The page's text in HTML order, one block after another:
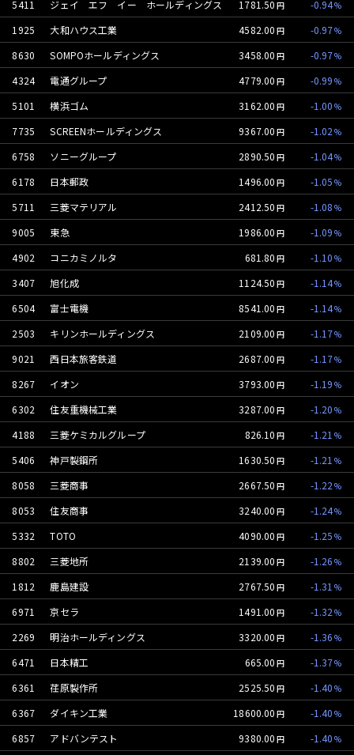
5411 ジェイ エフ イー ホールディングス 1781.50
-0.94
1925
大和ハウス工業 4582.00
-0.97
8630
SOMPOホールディングス 3458.00
-0.97
4324
電通グループ 4779.00
-0.99
5101
横浜ゴム 3162.00
-1.00
7735
SCREENホールディングス 9367.00
-1.02
6758
ソニーグループ 2890.50
-1.04
6178
日本郵政 1496.00
-1.05
5711
三菱マテリアル 2412.50
-1.08
9005
東急 1986.00
-1.09
4902
コニカミノルタ 681.80
-1.10
3407
旭化成 1124.50
-1.14
6504
富士電機 8541.00
-1.14
2503
キリンホールディングス 2109.00
-1.17
9021
西日本旅客鉄道 2687.00
-1.17
8267
イオン 3793.00
-1.19
6302
住友重機械工業 3287.00
-1.20
4188
三菱ケミカルグループ 826.10
-1.21
5406
神戸製鋼所 1630.50
-1.21
8058
三菱商事 2667.50
-1.22
8053
住友商事 3240.00
-1.24
5332
TOTO 4090.00
-1.25
8802
三菱地所 2139.00
-1.26
1812
鹿島建設 2767.50
-1.31
6971
京セラ 1491.00
-1.32
2269
明治ホールディングス 3320.00
-1.36
6471
日本精工 665.00
-1.37
6361
荏原製作所 2525.50
-1.40
6367
ダイキン工業 18600.00
-1.40
6857
アドバンテスト 9380.00
-1.40